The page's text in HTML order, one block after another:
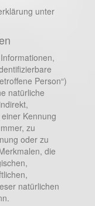
unter
Person“)
natürliche
Kennung
zu
oder zu
die
natürlichen